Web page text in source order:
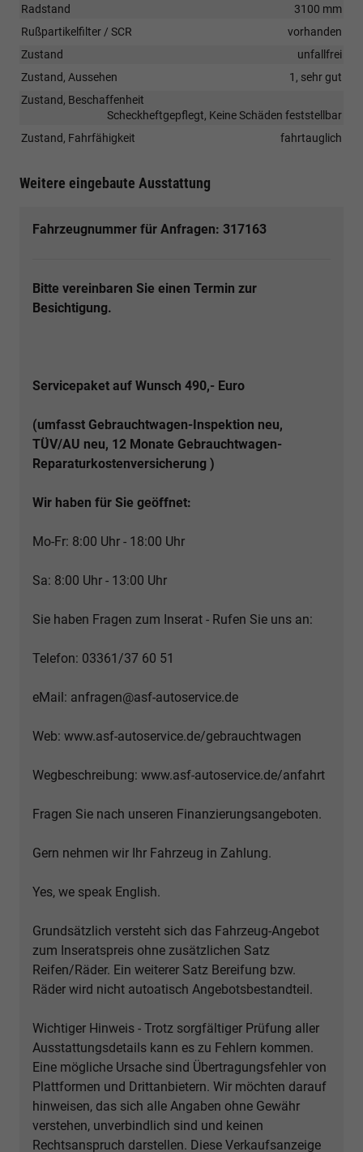
Radstand
3100 mm
Rußpartikelfilter / SCR
vorhanden
Zustand
unfallfrei
Zustand, Aussehen
1, sehr gut
Zustand, Beschaffenheit
Scheckheftgepflegt, Keine Schäden feststellbar
Zustand, Fahrfähigkeit
fahrtauglich
Weitere eingebaute Ausstattung
Fahrzeugnummer für Anfragen: 317163
Bitte vereinbaren Sie einen Termin zur
Besichtigung.
Servicepaket auf Wunsch 490,- Euro
(umfasst Gebrauchtwagen-Inspektion neu,
TÜV/AU neu, 12 Monate Gebrauchtwagen-
Reparaturkostenversicherung )
Wir haben für Sie geöffnet:
Mo-Fr: 8:00 Uhr - 18:00 Uhr
Sa: 8:00 Uhr - 13:00 Uhr
Sie haben Fragen zum Inserat - Rufen Sie uns an:
Telefon: 03361/37 60 51
eMail: anfragen@asf-autoservice.de
Web: www.asf-autoservice.de/gebrauchtwagen
Wegbeschreibung: www.asf-autoservice.de/anfahrt
Fragen Sie nach unseren Finanzierungsangeboten.
Gern nehmen wir Ihr Fahrzeug in Zahlung.
Yes, we speak English.
Grundsätzlich versteht sich das Fahrzeug-Angebot
zum Inseratspreis ohne zusätzlichen Satz
Reifen/Räder. Ein weiterer Satz Bereifung bzw.
Räder wird nicht autoatisch Angebotsbestandteil.
Wichtiger Hinweis - Trotz sorgfältiger Prüfung aller
Ausstattungsdetails kann es zu Fehlern kommen.
Eine mögliche Ursache sind Übertragungsfehler von
Plattformen und Drittanbietern. Wir möchten darauf
hinweisen, das sich alle Angaben ohne Gewähr
verstehen, unverbindlich sind und keinen
Rechtsanspruch darstellen. Diese Verkaufsanzeige